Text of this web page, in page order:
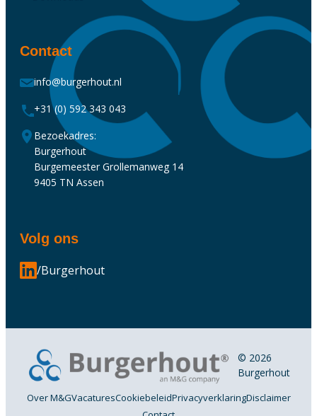
Contact
info@burgerhout.nl
+31 (0) 592 343 043
Bezoekadres:
Burgerhout
Burgemeester Grollemanweg 14
9405 TN Assen
Volg ons
/Burgerhout
© 2026
Burgerhout
Over M&GVacaturesCookiebeleidPrivacyverklaringDisclaimer